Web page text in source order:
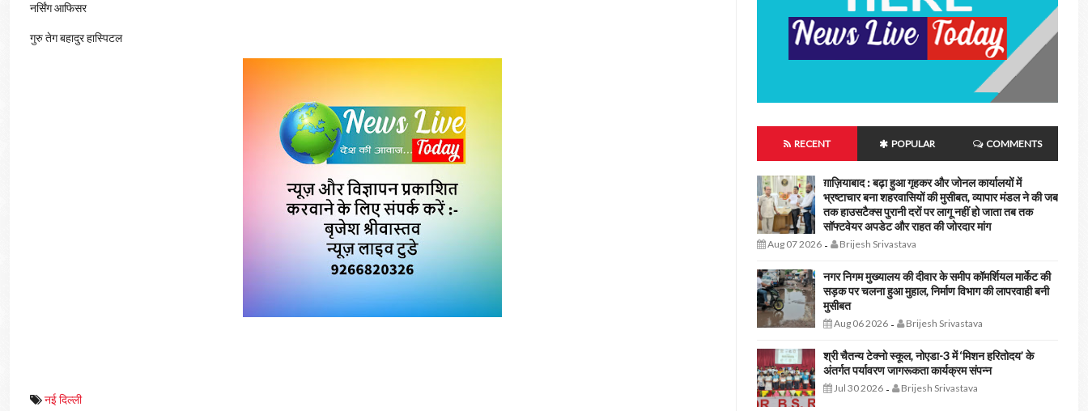
नर्सिंग आफिसर
गुरु तेग बहादुर हास्पिटल
नई दिल्‍ली
RECENT POPULAR COMMENTS
ग़ाज़ियाबाद : बढ़ा हुआ गृहकर और जोनल कार्यालयों में
भ्रष्टाचार बना शहरवासियों की मुसीबत, व्यापार मंडल ने की जब
तक हाउसटैक्स पुरानी दरों पर लागू नहीं हो जाता तब तक
सॉफ्टवेयर अपडेट और राहत की जोरदार मांग
Aug 07 2026- Brijesh Srivastava
नगर निगम मुख्यालय की दीवार के समीप कॉमर्शियल मार्केट की
सड़क पर चलना हुआ मुहाल, निर्माण विभाग की लापरवाही बनी
मुसीबत
Aug 06 2026- Brijesh Srivastava
श्री चैतन्य टेक्नो स्कूल, नोएडा-3 में ‘मिशन हरितोदय’ के
अंतर्गत पर्यावरण जागरूकता कार्यक्रम संपन्न
Jul 30 2026- Brijesh Srivastava